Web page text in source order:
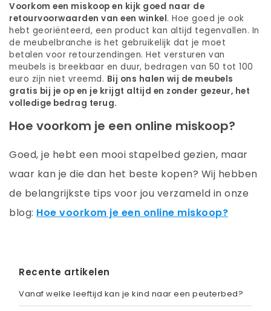
Voorkom een miskoop en kijk goed naar de
retourvoorwaarden van een winkel. Hoe goed je ook
hebt georiënteerd, een product kan altijd tegenvallen. In
de meubelbranche is het gebruikelijk dat je moet
betalen voor retourzendingen. Het versturen van
meubels is breekbaar en duur, bedragen van 50 tot 100
euro zijn niet vreemd. Bij ons halen wij de meubels
gratis bij je op en je krijgt altijd en zonder gezeur, het
volledige bedrag terug.
Hoe voorkom je een online miskoop?
Goed, je hebt een mooi stapelbed gezien, maar
waar kan je die dan het beste kopen? Wij hebben
de belangrijkste tips voor jou verzameld in onze
blog: Hoe voorkom je een online miskoop?
Recente artikelen
Vanaf welke leeftijd kan je kind naar een peuterbed?